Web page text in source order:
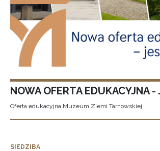
NOWA OFERTA EDUKACYJNA -
Oferta edukacyjna Muzeum Ziemi Tarnowskiej
SIEDZIBA